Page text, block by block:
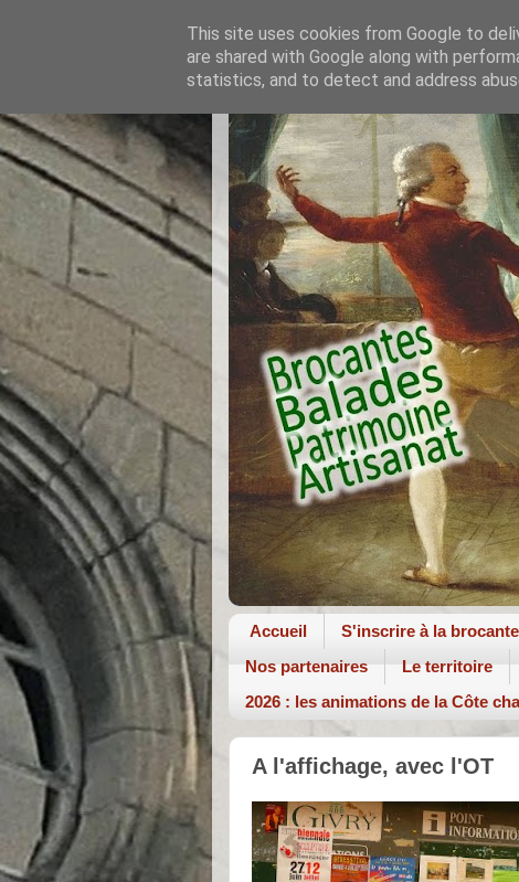
Accueil S'inscrire à la brocante
Nos partenaires
Le territoire
2026 : les animations de la Côte
A l'affichage, avec l'OT
This site uses cookies from Google to
are shared with Google along with
statistics, and to detect and address